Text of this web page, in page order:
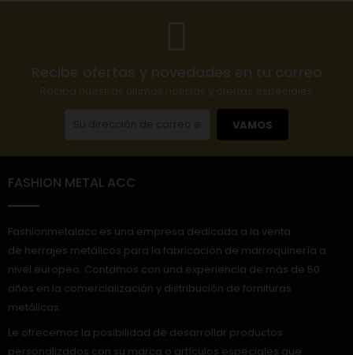
Recibe ofertas y novedades en tu correo
Reciba nuestras últimas noticias y ofertas especiales
VAMOS
FASHION METAL ACC
Fashionmetalacc es una empresa dedicada a la venta
de herrajes metálicos para la fabricación de marroquinería a
nivel europeo. Contamos con una experiencia de más de 50
años en la comercialización y distribución de fornituras
metálicas.
Le ofrecemos la posibilidad de desarrollar productos
personalizados con su marca o artículos especiales que